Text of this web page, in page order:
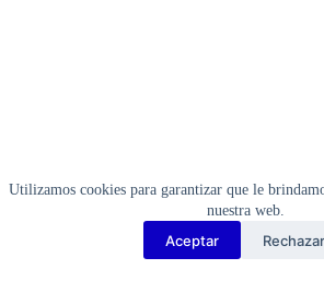
Utilizamos cookies para garantizar que le
nuestra web.
Aceptar Rechazar
Copyright Barbosa Tools©